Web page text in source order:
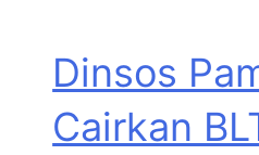
Dinsos
Cairkan